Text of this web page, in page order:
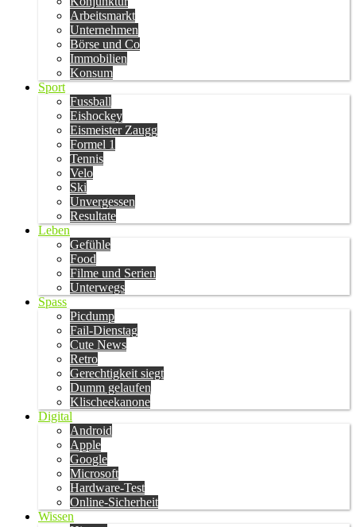
Arbeitsmarkt
Unternehmen
Börse und Co
Immobilien
Konsum
Sport
Fussball
Eishockey
Eismeister Zaugg
Formel 1
Tennis
Velo
Ski
Unvergessen
Resultate
Leben
Gefühle
Food
Filme und Serien
Unterwegs
Spass
Picdump
Fail-Dienstag
Cute News
Retro
Gerechtigkeit siegt
Dumm gelaufen
Klischeekanone
Digital
Android
Apple
Google
Microsoft
Hardware-Test
Online-Sicherheit
Wissen